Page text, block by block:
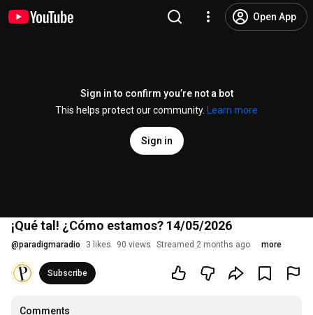
Open App
Sign in to confirm you’re not a bot
This helps protect our community.
Learn more
Sign in
¡Qué tal! ¿Cómo estamos? 14/05/2026
@paradigmaradio 3 likes 90 views Streamed 2 months ago more
Subscribe
Comments